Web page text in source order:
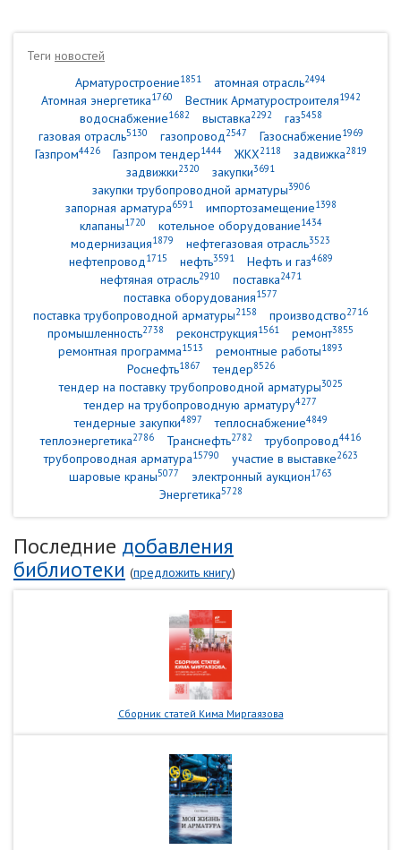
Теги новостей
Арматуростроение1851 атомная отрасль2494
Атомная энергетика1760 Вестник Арматуростроителя1942
водоснабжение1682 выставка2292 газ5458
газовая отрасль5130 газопровод2547 Газоснабжение1969
Газпром4426 Газпром тендер1444 ЖКХ2118 задвижка2819
задвижки2320 закупки3691
закупки трубопроводной арматуры3906
запорная арматура6591 импортозамещение1398
клапаны1720 котельное оборудование1434
модернизация1879 нефтегазовая отрасль3523
нефтепровод1715 нефть3591 Нефть и газ4689
нефтяная отрасль2910 поставка2471
поставка оборудования1577
поставка трубопроводной арматуры2158 производство2716
промышленность2738 реконструкция1561 ремонт3855
ремонтная программа1513 ремонтные работы1893
Роснефть1867 тендер8526
тендер на поставку трубопроводной арматуры3025
тендер на трубопроводную арматуру4277
тендерные закупки4897 теплоснабжение4849
теплоэнергетика2786 Транснефть2782 трубопровод4416
трубопроводная арматура15790 участие в выставке2623
шаровые краны5077 электронный аукцион1763
Энергетика5728
Последние добавления
библиотеки (предложить книгу)
Сборник статей Кима Миргаязова